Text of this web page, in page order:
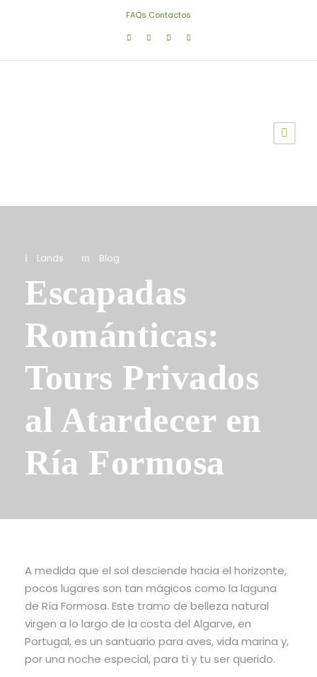
FAQs Contactos
Lands Blog
Escapadas
Románticas:
Tours Privados
al Atardecer en
Ría Formosa
A medida que el sol desciende hacia el horizonte,
pocos lugares son tan mágicos como la laguna
de Ría Formosa. Este tramo de belleza natural
virgen a lo largo de la costa del Algarve, en
Portugal, es un santuario para aves, vida marina y,
por una noche especial, para ti y tu ser querido.